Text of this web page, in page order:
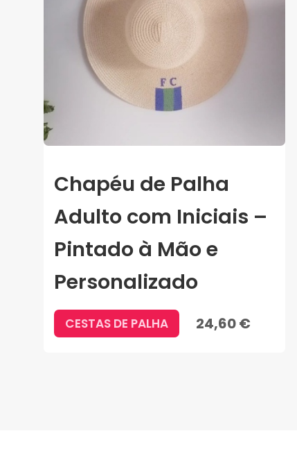
Chapéu de Palha
Adulto com Iniciais –
Pintado à Mão e
Personalizado
CESTAS DE PALHA 24,60 €